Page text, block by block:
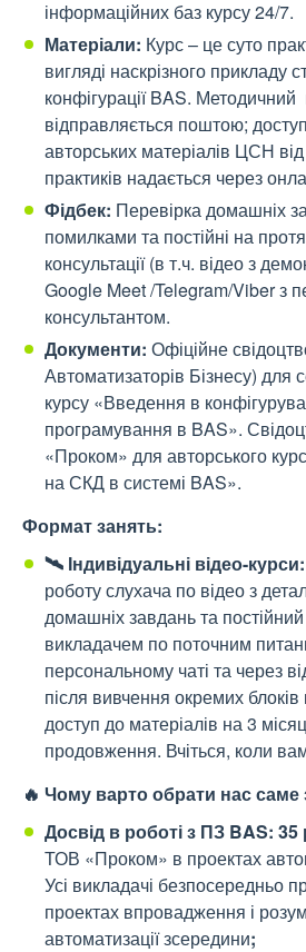
інформаційних баз курсу 24/7.
Матеріали: Курс – це суто
вигляді наскрізного прикладу
конфігурації BAS. Методичний
відправляється поштою;
авторських матеріалів ЦСН
практиків надається через
Фідбек: Перевірка домашніх
помилками та постійні на
консультації (в т.ч. відео з
Google Meet /Telegram/Viber з
консультантом.
Документи: Офіційне
Автоматизаторів Бізнесу) для
курсу «Введення в
програмування в BAS».
«Проком» для авторського
на СКД в системі BAS».
Формат занять:
🛰 ️ Індивідуальні відео-курси:
роботу слухача по відео з
домашніх завдань та постійний
викладачем по поточним
персональному чаті та через
після вивчення окремих
доступ до матеріалів на 3
продовження. Вчіться, коли
🔥 Чому варто обрати нас саме
Досвід в роботі з ПЗ BAS: 35
ТОВ «Проком» в проектах
Усі викладачі безпосередньо
проектах впровадження і
автоматизації зсередини;